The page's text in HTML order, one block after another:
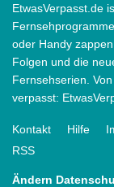
EtwasVerpasst.de
oder Handy
Folgen und die
Fernsehserien.
verpasst:
Kontakt Hilfe
RSS
Ändern